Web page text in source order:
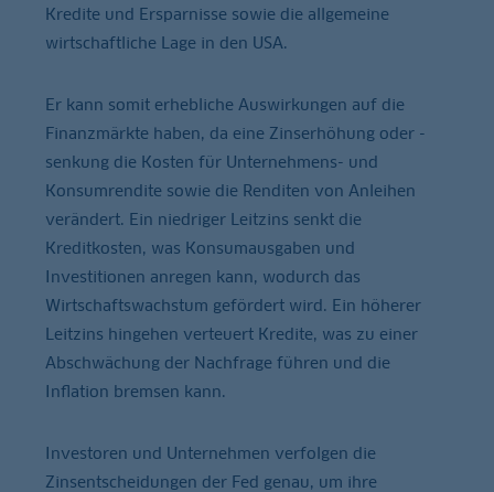
Kredite und Ersparnisse sowie die allgemeine
wirtschaftliche Lage in den USA.
Er kann somit erhebliche Auswirkungen auf die
Finanzmärkte haben, da eine Zinserhöhung oder -
senkung die Kosten für Unternehmens- und
Konsumrendite sowie die Renditen von Anleihen
verändert. Ein niedriger Leitzins senkt die
Kreditkosten, was Konsumausgaben und
Investitionen anregen kann, wodurch das
Wirtschaftswachstum gefördert wird. Ein höherer
Leitzins hingehen verteuert Kredite, was zu einer
Abschwächung der Nachfrage führen und die
Inflation bremsen kann.
Investoren und Unternehmen verfolgen die
Zinsentscheidungen der Fed genau, um ihre